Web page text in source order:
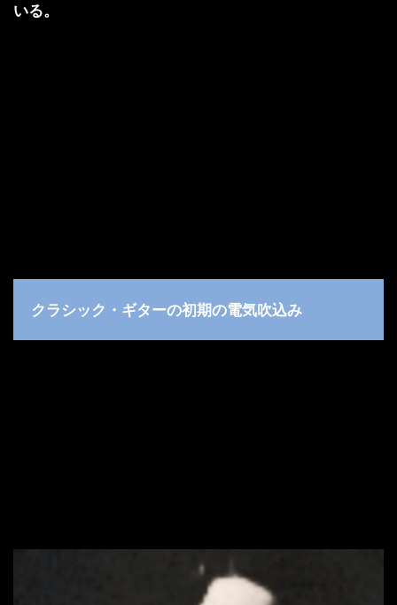
いる。
クラシック・ギターの初期の電気吹込み